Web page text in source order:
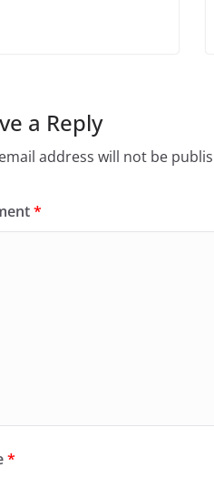
a Reply
address will not be
*
*